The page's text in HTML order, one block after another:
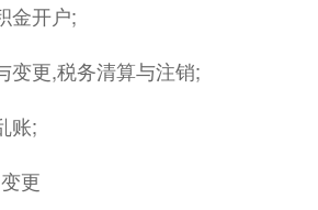
金开户;
变更,税务清算与注销;
账;
更